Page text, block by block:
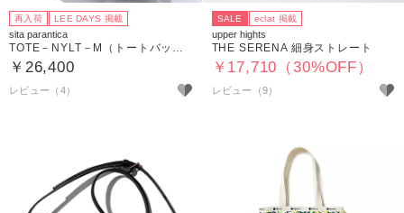
再入荷 LEE DAYS 掲載
sita parantica
￥26,400
レビュー（4）
SALE eclat 掲載
upper hights
THE SERENA 細身ストレート
￥17,710（30%OFF）
レビュー（9）